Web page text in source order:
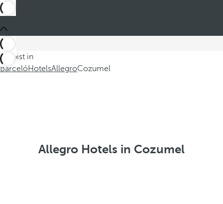
Du bist in
BarcelóHotelsAllegroCozumel
Allegro Hotels in Cozumel